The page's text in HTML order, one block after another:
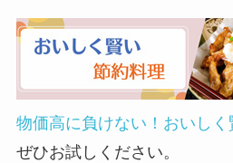
物価高に負けない！おいし
ぜひお試しください。